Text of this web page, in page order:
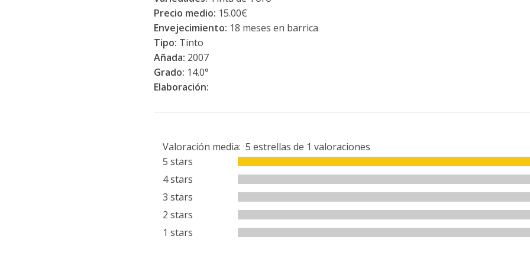
Precio medio: 15.00€
Envejecimiento: 18 meses en barrica
Tipo: Tinto
Añada: 2007
Grado: 14.0°
Elaboración:
Valoración media:
5 stars
4 stars
3 stars
2 stars
1 stars
5 estrellas de 1 valoraciones